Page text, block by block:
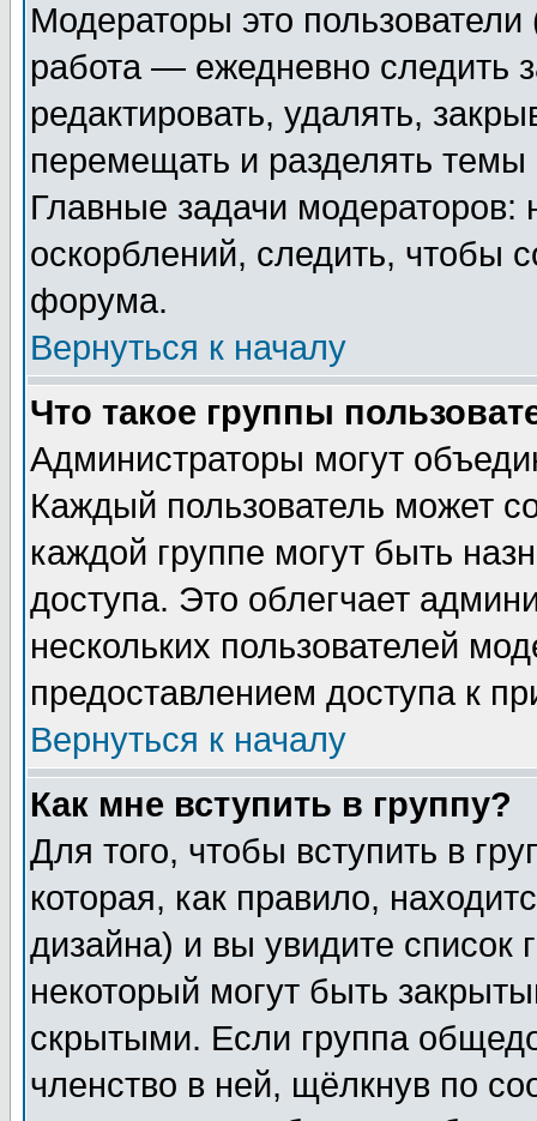
Модераторы это
работа — ежедневно следить
редактировать, удалять,
перемещать и разделять
Главные задачи
оскорблений, следить, чтобы
форума.
Вернуться к началу
Что такое группы
Администраторы могут
Каждый пользователь может
каждой группе могут быть
доступа. Это облегчает
нескольких пользователей
предоставлением доступа к
Вернуться к началу
Как мне вступить в группу?
Для того, чтобы вступить в
которая, как правило,
дизайна) и вы увидите список
некоторый могут быть
скрытыми. Если группа
членство в ней, щёлкнув по